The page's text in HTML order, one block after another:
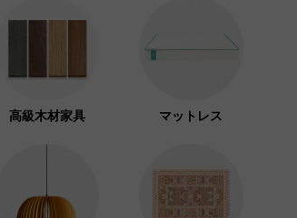
高級木材家具 マットレス